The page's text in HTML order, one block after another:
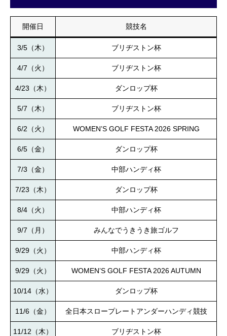
開催日 競技名
3/5（木） ブリヂストン杯
4/7（火） ブリヂストン杯
4/23（木） ダンロップ杯
5/7（木） ブリヂストン杯
6/2（火） WOMEN’S GOLF FESTA 2026 SPRING
6/5（金） ダンロップ杯
7/3（金） 中部ハンディ杯
7/23（木） ダンロップ杯
8/4（火） 中部ハンディ杯
9/7（月） みんなでうきうき旅ゴルフ
9/29（火） 中部ハンディ杯
9/29（火） WOMEN’S GOLF FESTA 2026 AUTUMN
10/14（水） ダンロップ杯
11/6（金） 全日本スロープレートアンダーハンディ競技
11/12（木） ブリヂストン杯